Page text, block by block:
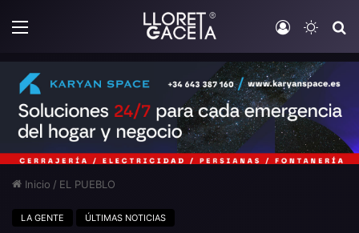
Menú Iniciar
Inicio / EL PUEBLO
LA GENTE ÚLTIMAS NOTICIAS